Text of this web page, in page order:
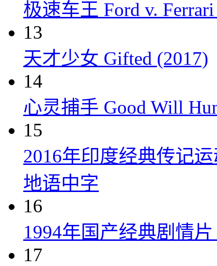
极速车王 Ford v.
13
天才少女 Gifted (2017)
14
心灵捕手 Good Will
15
2016年印度经典传记
地语中字
16
1994年国产经典剧情
17